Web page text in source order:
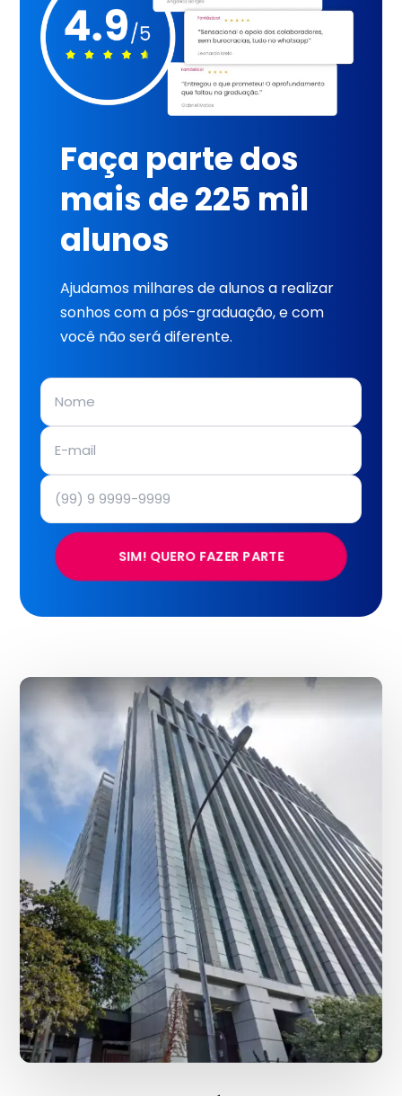
Faça parte dos
mais de 225 mil
alunos
Ajudamos milhares de alunos a realizar
sonhos com a pós-graduação, e com
você não será diferente.
SIM! QUERO FAZER PARTE